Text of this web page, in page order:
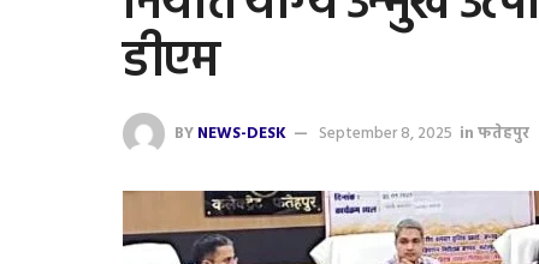
डीएम
BYNEWS-DESK September 8, 2025 inफतेहपुर